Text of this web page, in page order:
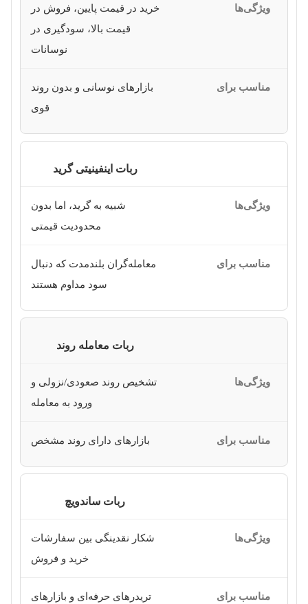
خرید در قیمت پایین، فروش در
قیمت بالا، سودگیری در
نوسانات
بازارهای نوسانی و بدون روند
قوی
ربات اینفینیتی گرید
شبیه به گرید، اما بدون
محدودیت قیمتی
معامله‌گران بلندمدت که دنبال
سود مداوم هستند
ربات معامله روند
تشخیص روند صعودی/نزولی و
ورود به معامله
بازارهای دارای روند مشخص
ربات ساندویچ
شکار نقدینگی بین سفارشات
خرید و فروش
تریدرهای حرفه‌ای و بازارهای